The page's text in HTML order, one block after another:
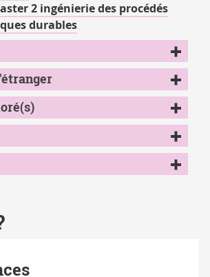
2 ingénierie des procédés
durables